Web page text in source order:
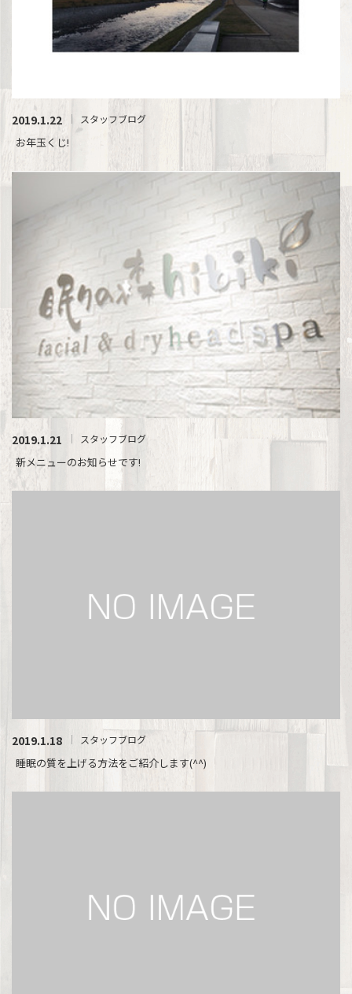
2019.1.22 スタッフブログ
お年玉くじ!
2019.1.21 スタッフブログ
新メニューのお知らせです!
2019.1.18 スタッフブログ
睡眠の質を上げる方法をご紹介します(^^)